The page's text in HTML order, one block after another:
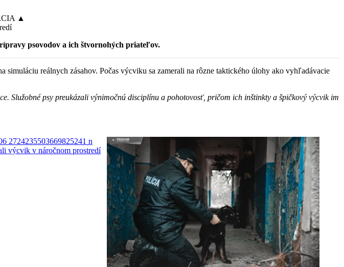
▲
psovodov a ich štvornohých priateľov.
reálnych zásahov. Počas výcviku sa zamerali na rôzne taktického úlohy ako vyhľadávacie
Služobné psy preukázali výnimočnú disciplínu a pohotovosť, pričom ich inštinkty a špičkový výcvik im